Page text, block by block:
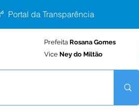
Portal da Transparência
Prefeita Rosana Gomes
Vice Ney do Miltão